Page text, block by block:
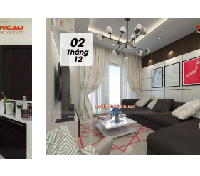
02
Tháng
12